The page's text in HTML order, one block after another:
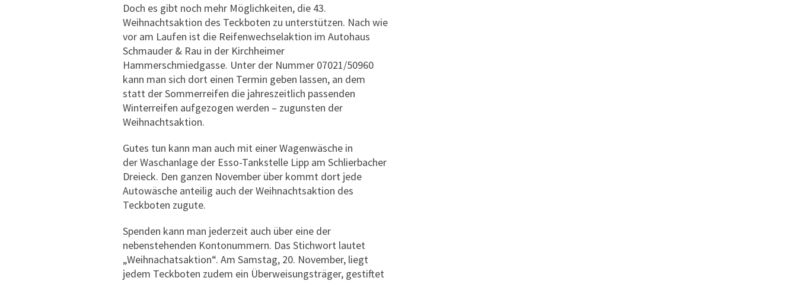
Doch es gibt noch mehr Möglichkeiten, die 43.
Weihnachtsaktion des Teckboten zu unterstützen. Nach wie
vor am Laufen ist die Reifenwechselaktion im Autohaus
Schmauder & Rau in der Kirchheimer
Hammerschmiedgasse. Unter der Nummer 07021/50960
kann man sich dort einen Termin geben lassen, an dem
statt der Sommerreifen die jahreszeitlich passenden
Winterreifen aufgezogen werden – zugunsten der
Weihnachtsaktion.
Gutes tun kann man auch mit einer Wagenwäsche in
der Waschanlage der Esso-Tankstelle Lipp am Schlierbacher
Dreieck. Den ganzen November über kommt dort jede
Autowäsche anteilig auch der Weihnachtsaktion des
Teckboten zugute.
Spenden kann man jederzeit auch über eine der
nebenstehenden Kontonummern. Das Stichwort lautet
„Weihnachatsaktion“. Am Samstag, 20. November, liegt
jedem Teckboten zudem ein Überweisungsträger, gestiftet